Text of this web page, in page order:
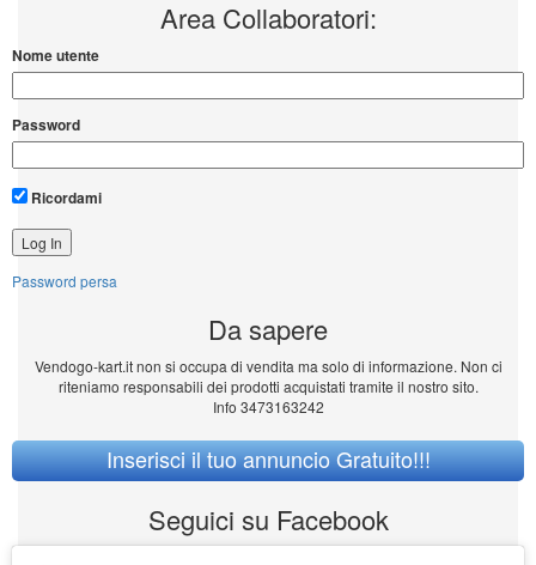
Area Collaboratori:
Nome utente
Password
Ricordami
Password persa
Da sapere
Vendogo-kart.it non si occupa di vendita ma solo di informazione. Non ci
riteniamo responsabili dei prodotti acquistati tramite il nostro sito.
Info 3473163242
Inserisci il tuo annuncio Gratuito!!!
Seguici su Facebook